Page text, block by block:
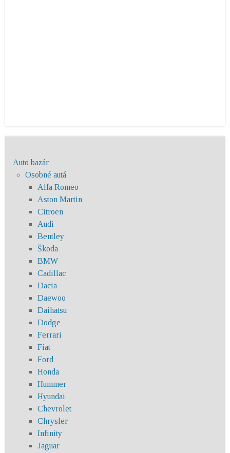
Auto bazár
Osobné autá
Alfa Romeo
Aston Martin
Citroen
Audi
Bentley
Škoda
BMW
Cadillac
Dacia
Daewoo
Daihatsu
Dodge
Ferrari
Fiat
Ford
Honda
Hummer
Hyundai
Chevrolet
Chrysler
Infinity
Jaguar